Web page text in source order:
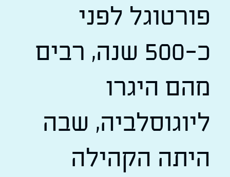
פורטוגל לפני
כ-500 שנה, רבים
מהם היגרו
ליוגוסלביה, שבה
היתה הקהילה